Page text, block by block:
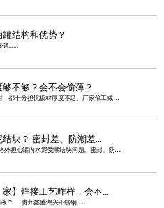
罐结构和优势？
......
不够？会不会偷薄？
不少客户选购不锈钢建筑罐时，都十分担忧板材厚度不足、厂家偷工减料。板......
块？ 密封差、防潮差...
很多客户选购水泥罐时，都格外担心罐内水泥受潮结块问题。密封、防潮性......
】焊接工艺咋样，会不...
？ 贵州鑫盛鸿兴不锈钢......